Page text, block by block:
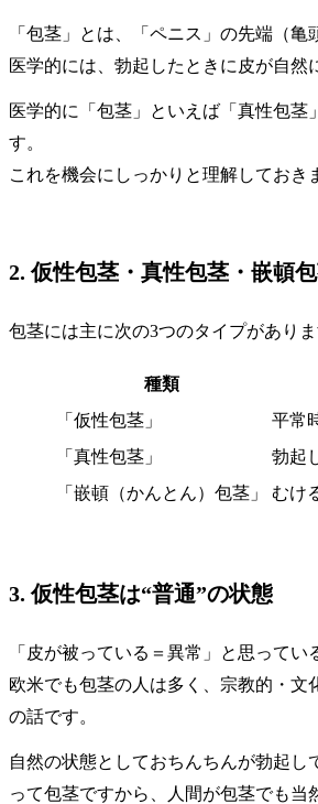
「包茎」とは、「ペニス」の先端（
医学的には、勃起したときに皮が自然
医学的に「包茎」といえば「真性包
す。
これを機会にしっかりと理解しておき
2. 仮性包茎・真性包茎・嵌頓
包茎には主に次の3つのタイプがありま
種類
「仮性包茎」
平常
「真性包茎」
勃起
「嵌頓（かんとん）包茎」
むけ
3. 仮性包茎は“普通”の状態
「皮が被っている＝異常」と思って
欧米でも包茎の人は多く、宗教的・
の話です。
自然の状態としておちんちんが勃起
って包茎ですから、人間が包茎でも当